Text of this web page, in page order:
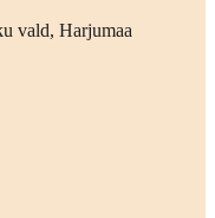
vald, Harjumaa